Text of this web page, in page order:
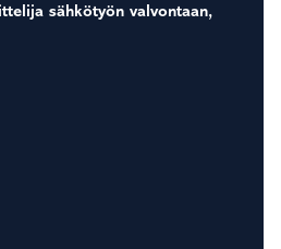
sähkötyön valvontaan,